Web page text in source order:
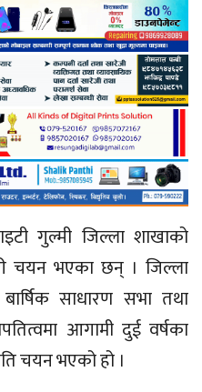
गुल्मी जिल्ला शाखाको
चयन भएका छन् । जिल्ला
साधारण सभा तथा
आगामी दुई वर्षका
चयन भएको हो ।